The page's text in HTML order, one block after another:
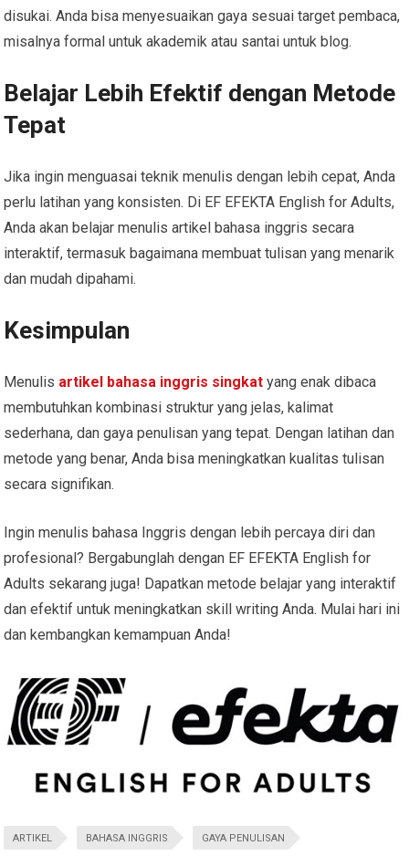
disukai. Anda bisa menyesuaikan gaya sesuai target pembaca,
misalnya formal untuk akademik atau santai untuk blog.
Belajar Lebih Efektif dengan Metode
Tepat
Jika ingin menguasai teknik menulis dengan lebih cepat, Anda
perlu latihan yang konsisten. Di EF EFEKTA English for Adults,
Anda akan belajar menulis artikel bahasa inggris secara
interaktif, termasuk bagaimana membuat tulisan yang menarik
dan mudah dipahami.
Kesimpulan
Menulis artikel bahasa inggris singkat yang enak dibaca
membutuhkan kombinasi struktur yang jelas, kalimat
sederhana, dan gaya penulisan yang tepat. Dengan latihan dan
metode yang benar, Anda bisa meningkatkan kualitas tulisan
secara signifikan.
Ingin menulis bahasa Inggris dengan lebih percaya diri dan
profesional? Bergabunglah dengan EF EFEKTA English for
Adults sekarang juga! Dapatkan metode belajar yang interaktif
dan efektif untuk meningkatkan skill writing Anda. Mulai hari ini
dan kembangkan kemampuan Anda!
ARTIKEL BAHASA INGGRIS GAYA PENULISAN